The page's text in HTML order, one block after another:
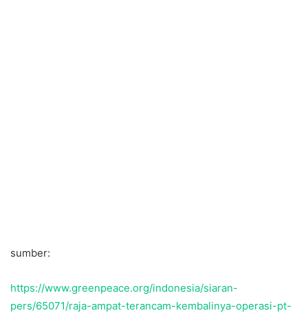
sumber:
https://www.greenpeace.org/indonesia/siaran-
pers/65071/raja-ampat-terancam-kembalinya-operasi-pt-